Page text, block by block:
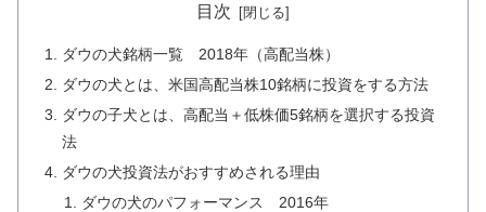
目次
ダウの犬銘柄一覧 2018年（高配当株）
ダウの犬とは、米国高配当株10銘柄に投資をする方法
ダウの子犬とは、高配当＋低株価5銘柄を選択する投資
法
ダウの犬投資法がおすすめされる理由
ダウの犬のパフォーマンス 2016年